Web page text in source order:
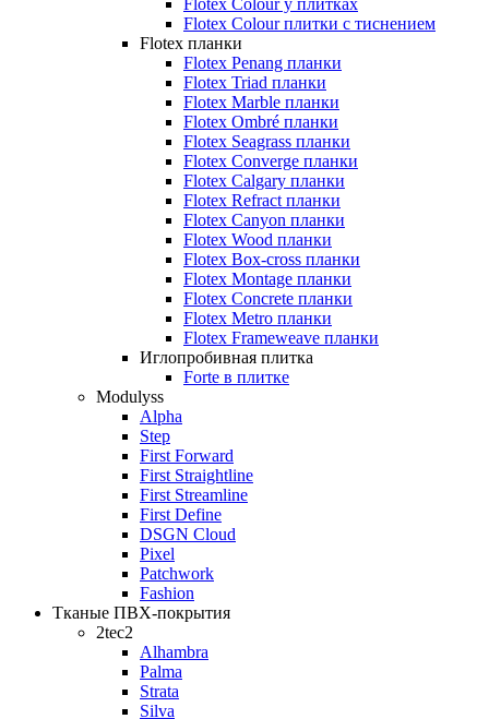
Flotex Colour плитки с тиснением
Flotex планки
Flotex Penang планки
Flotex Triad планки
Flotex Marble планки
Flotex Ombré планки
Flotex Seagrass планки
Flotex Converge планки
Flotex Calgary планки
Flotex Refract планки
Flotex Canyon планки
Flotex Wood планки
Flotex Box-cross планки
Flotex Montage планки
Flotex Concrete планки
Flotex Metro планки
Flotex Frameweave планки
Иглопробивная плитка
Forte в плитке
Modulyss
Alpha
Step
First Forward
First Straightline
First Streamline
First Define
DSGN Cloud
Pixel
Patchwork
Fashion
Тканые ПВХ-покрытия
2tec2
Alhambra
Palma
Strata
Silva